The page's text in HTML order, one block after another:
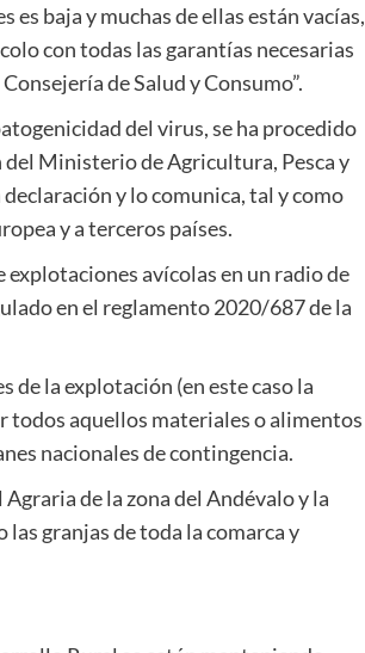
es baja y muchas de ellas están vacías,
con todas las garantías necesarias
de Salud y Consumo”.
del virus, se ha procedido
del Ministerio de Agricultura, Pesca y
y lo comunica, tal y como
y a terceros países.
avícolas en un radio de
en el reglamento 2020/687 de la
de la explotación (en este caso la
todos aquellos materiales o alimentos
nacionales de contingencia.
de la zona del Andévalo y la
granjas de toda la comarca y